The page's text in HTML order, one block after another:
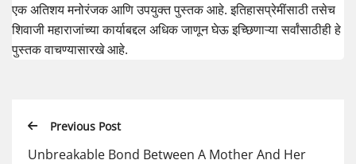
एक अतिशय मनोरंजक आणि उपयुक्त पुस्तक आहे. इतिहासप्रेमींसाठी तसेच
शिवाजी महाराजांच्या कार्याबद्दल अधिक जाणून घेऊ इच्छिणाऱ्या सर्वांसाठीही हे
पुस्तक वाचण्यासारखे आहे.
Previous Post
Unbreakable Bond Between A Mother And Her